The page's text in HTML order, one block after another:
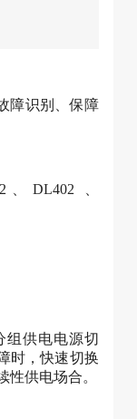
障识别、保障
、DL402 、
组供电电源切
时，快速切换
性供电场合。